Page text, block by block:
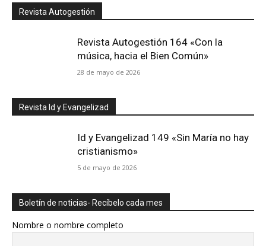
Revista Autogestión
Revista Autogestión 164 «Con la
música, hacia el Bien Común»
28 de mayo de 2026
Revista Id y Evangelizad
Id y Evangelizad 149 «Sin María no hay
cristianismo»
5 de mayo de 2026
Boletín de noticias- Recíbelo cada mes
Nombre o nombre completo